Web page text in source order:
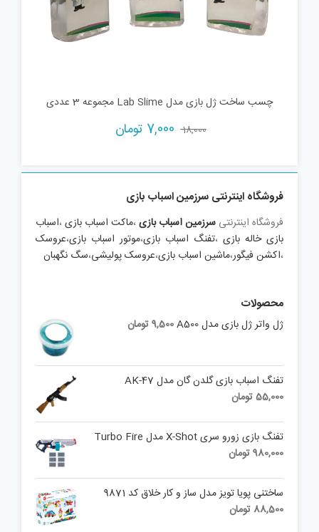
چسب ساخت ژل بازی مدل Lab Slime مجموعه 3 عددی
18,000
Original
18,000 تومان.
7,000 تومان
7,000 تومان.
فروشگاه اینترنتی سرزمین اسباب بازی
فروشگاه اینترنتی سرزمین اسباب بازی،ماکت اسباب بازی،اسباب
بازی خاله بازی ،تفنگ اسباب بازی،موتور اسباب بازی،عروسک
،اکشن فیگور،ماشین اسباب بازی،عروسک پولیشی،سگ نگهبان
محصولات
ژل واتر ژل بازی مدل A500 9,500تومان
تفنگ اسباب بازی گلدن گان مدل AK-47
55,000تومان
تفنگ بازی زورو سری X-Shot مدل Turbo Fire
980,000تومان
ساختنی پویا تویز مدل ساز و کار خلاق کد 9871
88,500 تومان